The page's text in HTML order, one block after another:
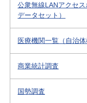
公衆無線LANアクセ
データセット）
医療機関一覧（自治
商業統計調査
国勢調査